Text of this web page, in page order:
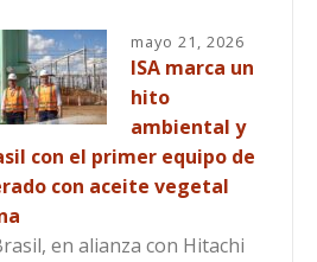
mayo 21, 2026
ISA marca un
hito
ambiental y
con el primer equipo de
con aceite vegetal
en alianza con Hitachi